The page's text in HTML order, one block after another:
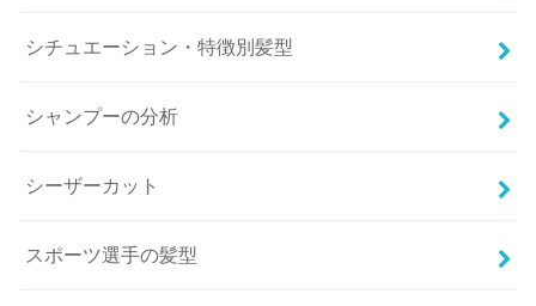
シチュエーション・特徴別髪型
シャンプーの分析
シーザーカット
スポーツ選手の髪型